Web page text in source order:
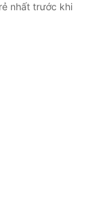
nhất trước khi